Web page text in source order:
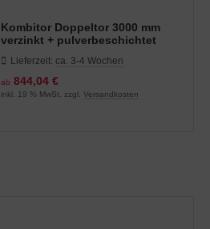
Kombitor Doppeltor 3000 mm
verzinkt + pulverbeschichtet
Lieferzeit: ca. 3-4 Wochen
ab 844,04 €
inkl. 19 % MwSt. zzgl. Versandkosten